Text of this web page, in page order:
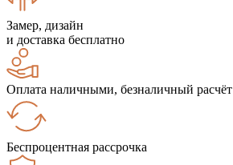
Замер, дизайн
и доставка бесплатно
Оплата наличными, безналичный расчёт
Беспроцентная рассрочка